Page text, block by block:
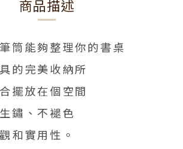
商品描述
筒能夠整理你的書桌
的完美收納所
擺放在個空間
鏽、不褪色
和實用性。